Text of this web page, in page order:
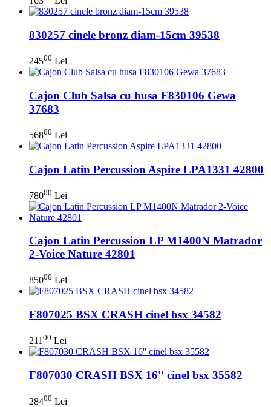
830257 cinele bronz diam-15cm 39538
24500 Lei
Cajon Club Salsa cu husa F830106 Gewa
37683
56800 Lei
Cajon Latin Percussion Aspire LPA1331 42800
78000 Lei
Cajon Latin Percussion LP M1400N Matrador
2-Voice Nature 42801
85000 Lei
F807025 BSX CRASH cinel bsx 34582
211 00 Lei
F807030 CRASH BSX 16'' cinel bsx 35582
28400 Lei